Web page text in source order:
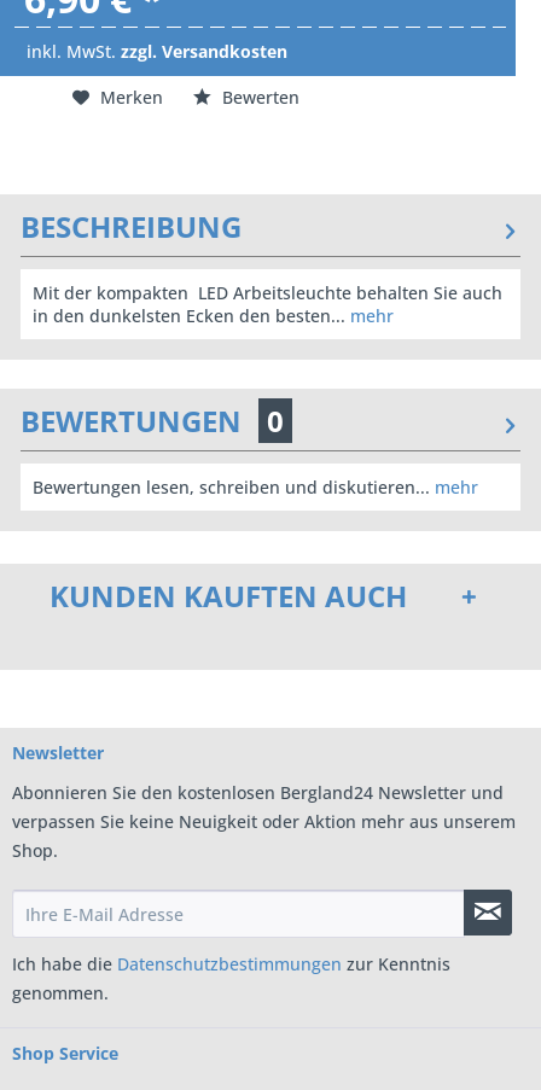
inkl. MwSt. zzgl. Versandkosten
Merken
Bewerten
BESCHREIBUNG
Mit der kompakten LED Arbeitsleuchte behalten Sie auch
in den dunkelsten Ecken den besten... mehr
BEWERTUNGEN 0
Bewertungen lesen, schreiben und diskutieren... mehr
KUNDEN KAUFTEN AUCH
Newsletter
Abonnieren Sie den kostenlosen Bergland24 Newsletter und
verpassen Sie keine Neuigkeit oder Aktion mehr aus unserem
Shop.
Ich habe die Datenschutzbestimmungen zur Kenntnis
genommen.
Shop Service